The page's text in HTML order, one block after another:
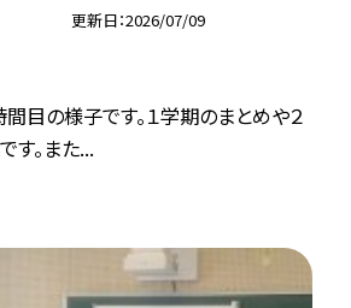
更新日 2026/07/09
間目の様子です。１学期のまとめや２
す。また...